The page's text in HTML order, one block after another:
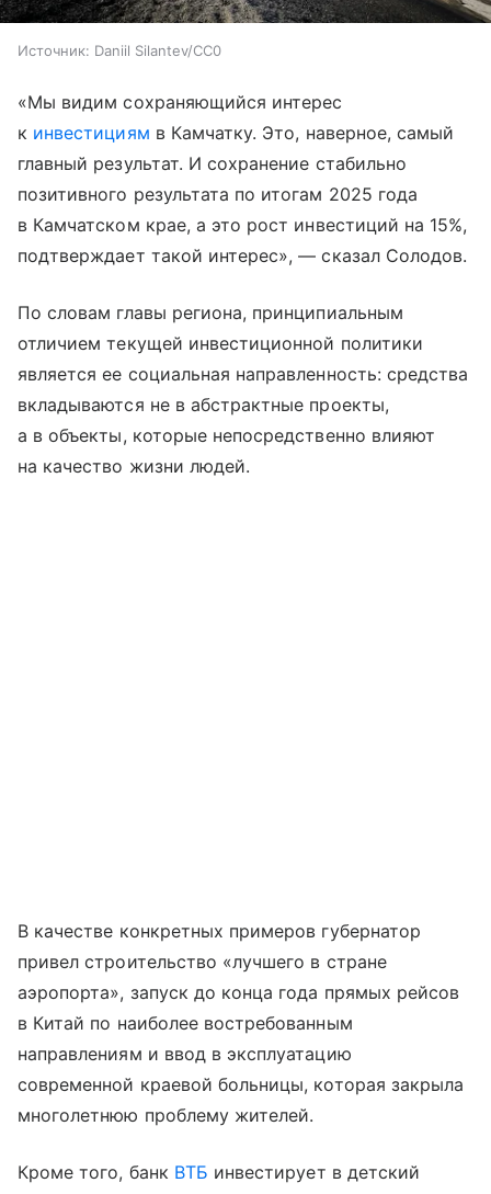
Источник: Daniil Silantev/CC0
«Мы видим сохраняющийся интерес
к инвестициям в Камчатку. Это, наверное, самый
главный результат. И сохранение стабильно
позитивного результата по итогам 2025 года
в Камчатском крае, а это рост инвестиций на 15%,
подтверждает такой интерес», — сказал Солодов.
По словам главы региона, принципиальным
отличием текущей инвестиционной политики
является ее социальная направленность: средства
вкладываются не в абстрактные проекты,
а в объекты, которые непосредственно влияют
на качество жизни людей.
В качестве конкретных примеров губернатор
привел строительство «лучшего в стране
аэропорта», запуск до конца года прямых рейсов
в Китай по наиболее востребованным
направлениям и ввод в эксплуатацию
современной краевой больницы, которая закрыла
многолетнюю проблему жителей.
Кроме того, банк ВТБ инвестирует в детский